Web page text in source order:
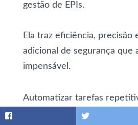
gestão de EPIs.
Ela traz eficiência, precisão
adicional de segurança que
impensável.
Automatizar tarefas
em tempo real e prever